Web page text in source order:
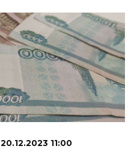
20.12.2023 11:00